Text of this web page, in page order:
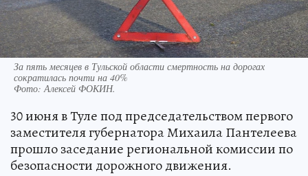
За пять месяцев в Тульской области смертность на дорогах
сократилась почти на 40%
Фото:Алексей ФОКИН.
30 июня в Туле под председательством первого
заместителя губернатора Михаила Пантелеева
прошло заседание региональной комиссии по
безопасности дорожного движения.